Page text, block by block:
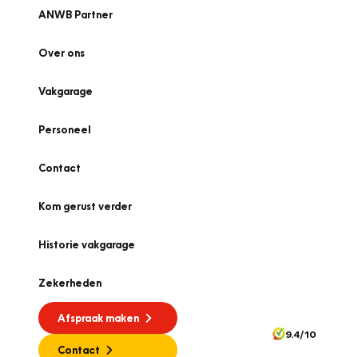
ANWB Partner
Over ons
Vakgarage
Personeel
Contact
Kom gerust verder
Historie vakgarage
Zekerheden
Afspraak maken
Contact
9.4/10